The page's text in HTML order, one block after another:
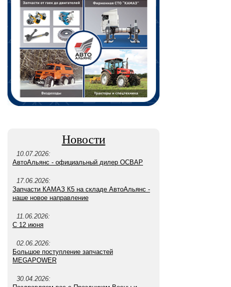
Новости
10.07.2026:
АвтоАльянс - официальный дилер ОСВАР
17.06.2026:
Запчасти КАМАЗ К5 на складе АвтоАльянс -
наше новое направление
11.06.2026:
С 12 июня
02.06.2026:
Большое поступление запчастей
MEGAPOWER
30.04.2026: